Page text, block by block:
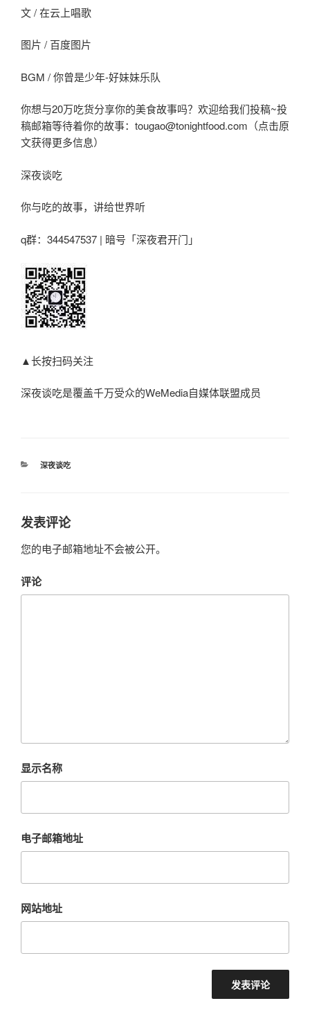
文 / 在云上唱歌
图片 / 百度图片
BGM / 你曾是少年-好妹妹乐队
你想与20万吃货分享你的美食故事吗？欢迎给我们投稿~投
稿邮箱等待着你的故事：tougao@tonightfood.com（点击原
文获得更多信息）
深夜谈吃
你与吃的故事，讲给世界听
q群：344547537 | 暗号「深夜君开门」
▲长按扫码关注
深夜谈吃是覆盖千万受众的WeMedia自媒体联盟成员
分
深夜谈吃
发表评论
您的电子邮箱地址不会被公开。
评论
显示名称
电子邮箱地址
网站地址